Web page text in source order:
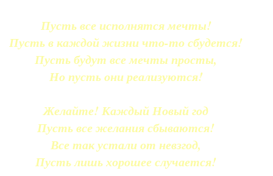
Пусть все исполнятся мечты!
Пусть в каждой жизни что-то сбудется!
Пусть будут все мечты просты,
Но пусть они реализуются!
Желайте! Каждый Новый год
Пусть все желания сбываются!
Все так устали от невзгод,
Пусть лишь хорошее случается!